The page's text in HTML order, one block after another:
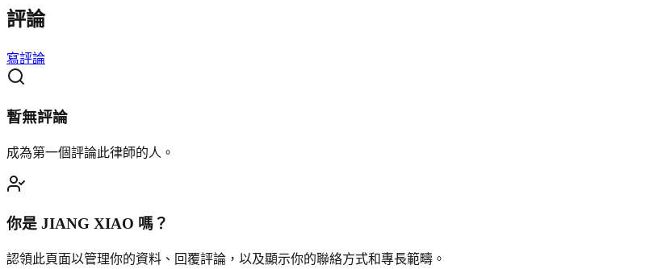
評論
寫評論
暫無評論
成為第一個評論此律師的人。
你是 JIANG XIAO 嗎？
認領此頁面以管理你的資料、回覆評論，以及顯示你的聯絡方式和專長範疇。